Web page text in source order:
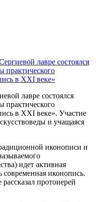
лавре состоялся
практического
в XXI веке»
лавре состоялся
практического
в XXI веке». Участие
и учащаяся
иконописи и
идет активная
иконопись.
протоиерей